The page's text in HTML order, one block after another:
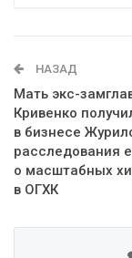
НАЗАД
Мать экс-
Кривенко
в бизнесе
расследования
о масштабных
в ОГХК